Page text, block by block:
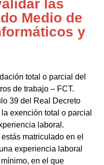
las
Medio de
y
total o parcial del
de trabajo – FCT.
39 del Real Decreto
exención total o parcial
laboral.
matriculado en el
experiencia laboral
en el que